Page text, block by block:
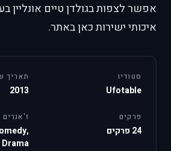
אפשר לצפות בגולדן טיים אונליין
איכותי ישירות כאן באתר.
סטודיו
Ufotable
תאריך
2013
פרקים
24 פרקים
ז'אנרים
Drama